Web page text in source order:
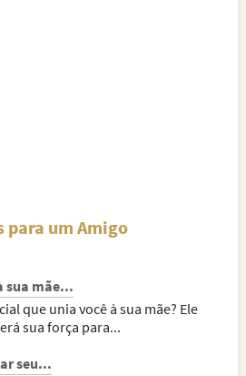
AS CATEGORIAS
para um Amigo
sua mãe...
que unia você à sua mãe? Ele
sua força para...
seu...